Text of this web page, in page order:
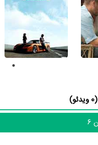
گال گدوت در نقش Gisele،
جینا کارانو در نقش Riley، Clara Paget
(0 ویدئو)